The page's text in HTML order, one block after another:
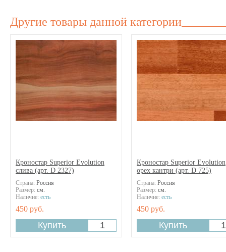
Другие товары данной категории
Кроностар Superior Evolution
слива (арт. D 2327)
Страна: Россия
Размер: см.
Наличие: есть
450 руб.
Кроностар Superior Evolution
орех кантри (арт. D 725)
Страна: Россия
Размер: см.
Наличие: есть
450 руб.